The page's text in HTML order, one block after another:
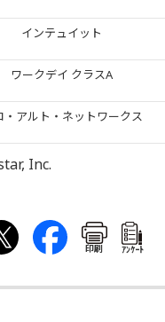
インテュイット
ワークデイ クラスA
・アルト・ネットワークス
Inc.
印刷 ｱﾝｹｰﾄ